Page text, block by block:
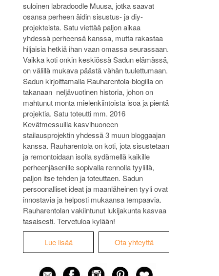
suloinen labradoodle Muusa, jotka saavat
osansa perheen äidin sisustus- ja diy-
projekteista. Satu viettää paljon aikaa
yhdessä perheensä kanssa, mutta rakastaa
hiljaisia hetkiä ihan vaan omassa seurassaan.
Vaikka koti onkin keskiössä Sadun elämässä,
on välillä mukava päästä vähän tuulettumaan.
Sadun kirjoittamalla Rauharentola-blogilla on
takanaan neljävuotinen historia, johon on
mahtunut monta mielenkiintoista isoa ja pientä
projektia. Satu toteutti mm. 2016
Kevätmessuilla kasvihuoneen
stailausprojektin yhdessä 3 muun bloggaajan
kanssa. Rauharentola on koti, jota sisustetaan
ja remontoidaan isolla sydämellä kaikille
perheenjäsenille sopivalla rennolla tyylillä,
paljon itse tehden ja toteuttaen. Sadun
persoonalliset ideat ja maanläheinen tyyli ovat
innostavia ja helposti mukaansa tempaavia.
Rauharentolan vakiintunut lukijakunta kasvaa
tasaisesti. Tervetuloa kylään!
Lue lisää Ota yhteyttä